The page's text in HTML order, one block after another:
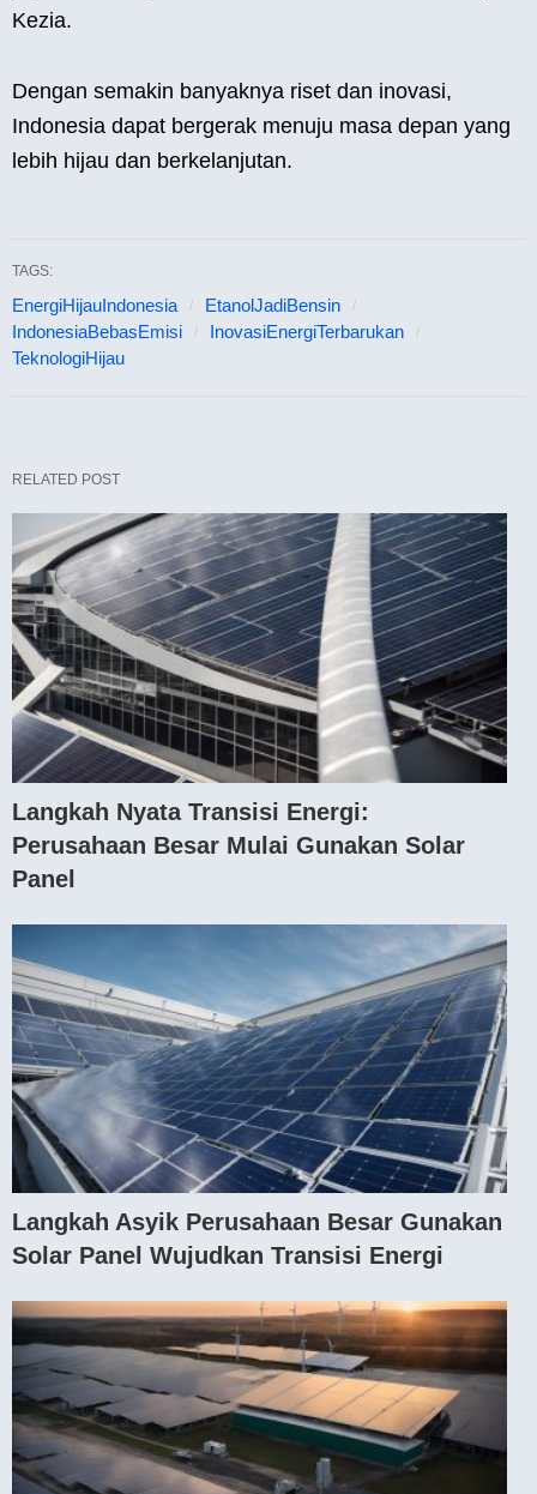
Kezia.
Dengan semakin banyaknya riset dan inovasi,
Indonesia dapat bergerak menuju masa depan yang
lebih hijau dan berkelanjutan.
TAGS:
EnergiHijauIndonesia
EtanolJadiBensin
IndonesiaBebasEmisi
InovasiEnergiTerbarukan
TeknologiHijau
RELATED POST
Langkah Nyata Transisi Energi:
Perusahaan Besar Mulai Gunakan Solar
Panel
Langkah Asyik Perusahaan Besar Gunakan
Solar Panel Wujudkan Transisi Energi